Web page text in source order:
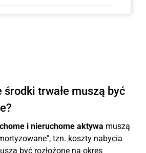
środki trwałe muszą być
i nieruchome aktywa muszą
tzn. koszty nabycia
być rozłożone na okres